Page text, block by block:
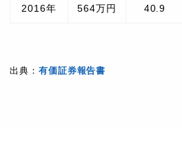
2016年 564万円 40.9
出典： 有価証券報告書